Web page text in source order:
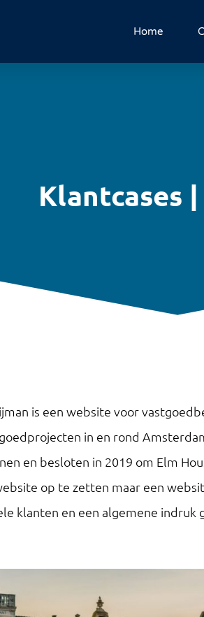
Home
Klantcases
is een website voor
in en rond
en besloten in 2019 om Elm
op te zetten maar een
klanten en een algemene indruk